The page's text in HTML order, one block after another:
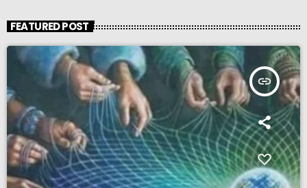
FEATURED POST
insert_link